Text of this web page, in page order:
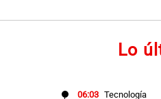
Lo
06:03 Tecnología